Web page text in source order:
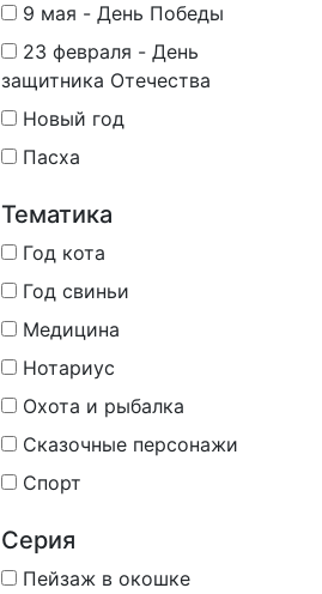
9 мая - День Победы
23 февраля - День
защитника Отечества
Новый год
Пасха
Тематика
Год кота
Год свиньи
Медицина
Нотариус
Охота и рыбалка
Сказочные персонажи
Спорт
Серия
Пейзаж в окошке